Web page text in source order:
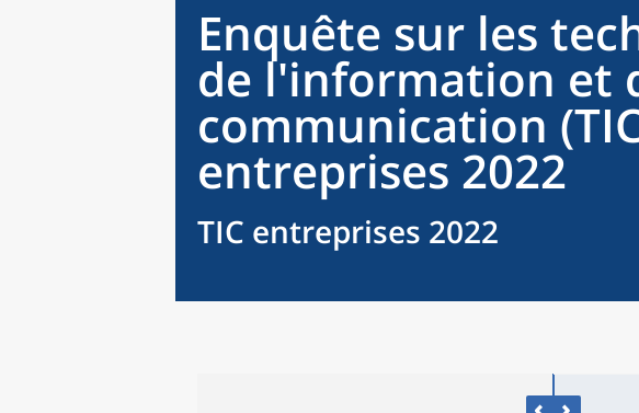
Enquête sur les
de l'information et
communication
entreprises 2022
TIC entreprises 2022